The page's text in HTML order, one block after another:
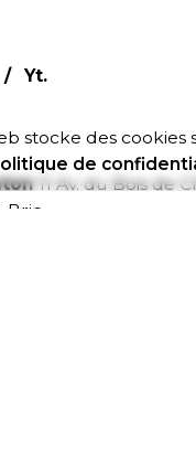
/ Yt.
11 Av. du Bois de
Brie
stocke des cookies
de